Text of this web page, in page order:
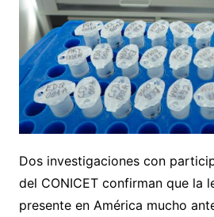
Dos investigaciones con
del CONICET confirman que la
presente en América mucho